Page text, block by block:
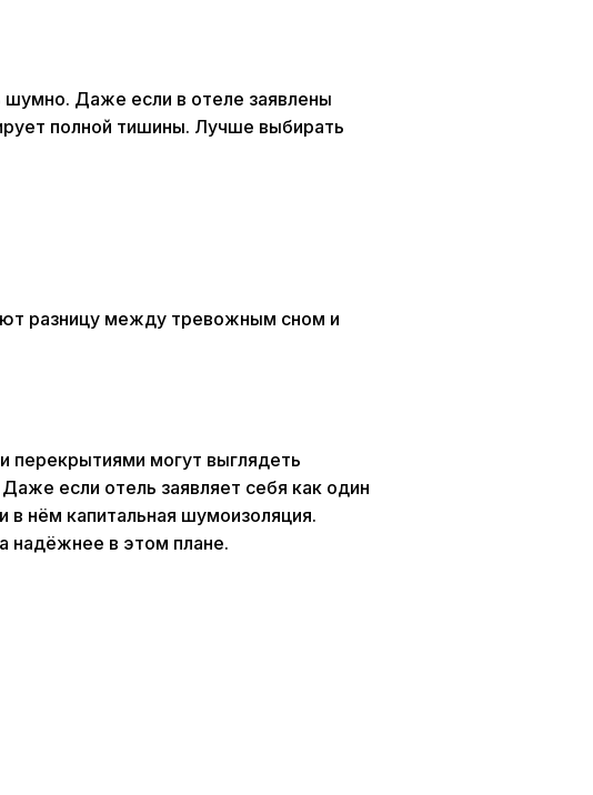
Даже если в отеле заявлены
полной тишины. Лучше выбирать
разницу между тревожным сном и
перекрытиями могут выглядеть
если отель заявляет себя как один
в нём капитальная шумоизоляция.
надёжнее в этом плане.